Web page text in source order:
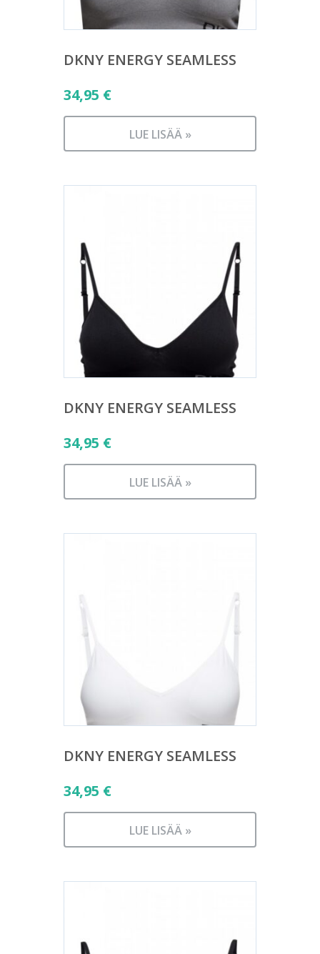
DKNY ENERGY SEAMLESS
34,95 €
LUE LISÄÄ »
DKNY ENERGY SEAMLESS
34,95 €
LUE LISÄÄ »
DKNY ENERGY SEAMLESS
34,95 €
LUE LISÄÄ »